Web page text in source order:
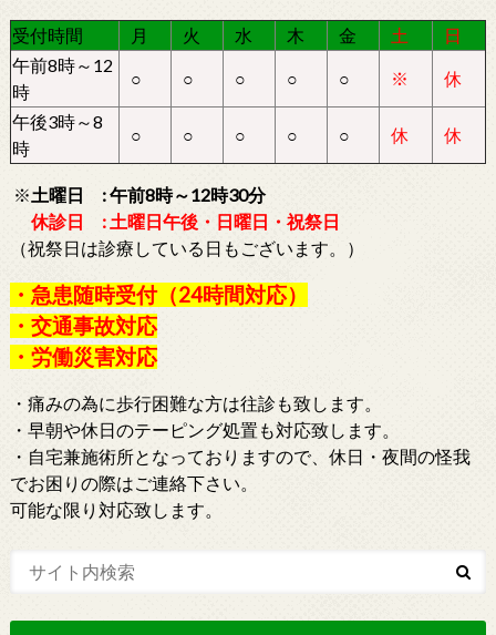
受付時間 月 火 水 木 金 土
日
午前8時～12
時
○ ○ ○ ○ ○ ※ 休
午後3時～8
時
○ ○ ○ ○ ○ 休 休
※土曜日 : 午前8時～12時30分
休診日 : 土曜日午後・日曜日・祝祭日
（祝祭日は診療している日もございます。）
・急患随時受付（24時間対応）
・交通事故対応
・労働災害対応
・痛みの為に歩行困難な方は往診も致します。
・早朝や休日のテーピング処置も対応致します。
・自宅兼施術所となっておりますので、休日・夜間の怪我
でお困りの際はご連絡下さい。
可能な限り対応致します。